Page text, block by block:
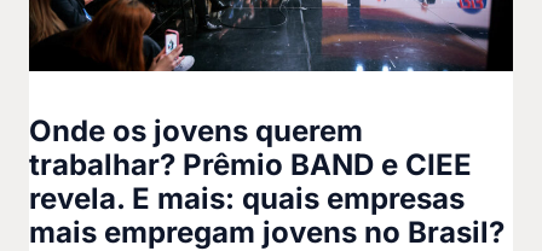
Onde os jovens querem
trabalhar? Prêmio BAND e CIEE
revela. E mais: quais empresas
mais empregam jovens no Brasil?